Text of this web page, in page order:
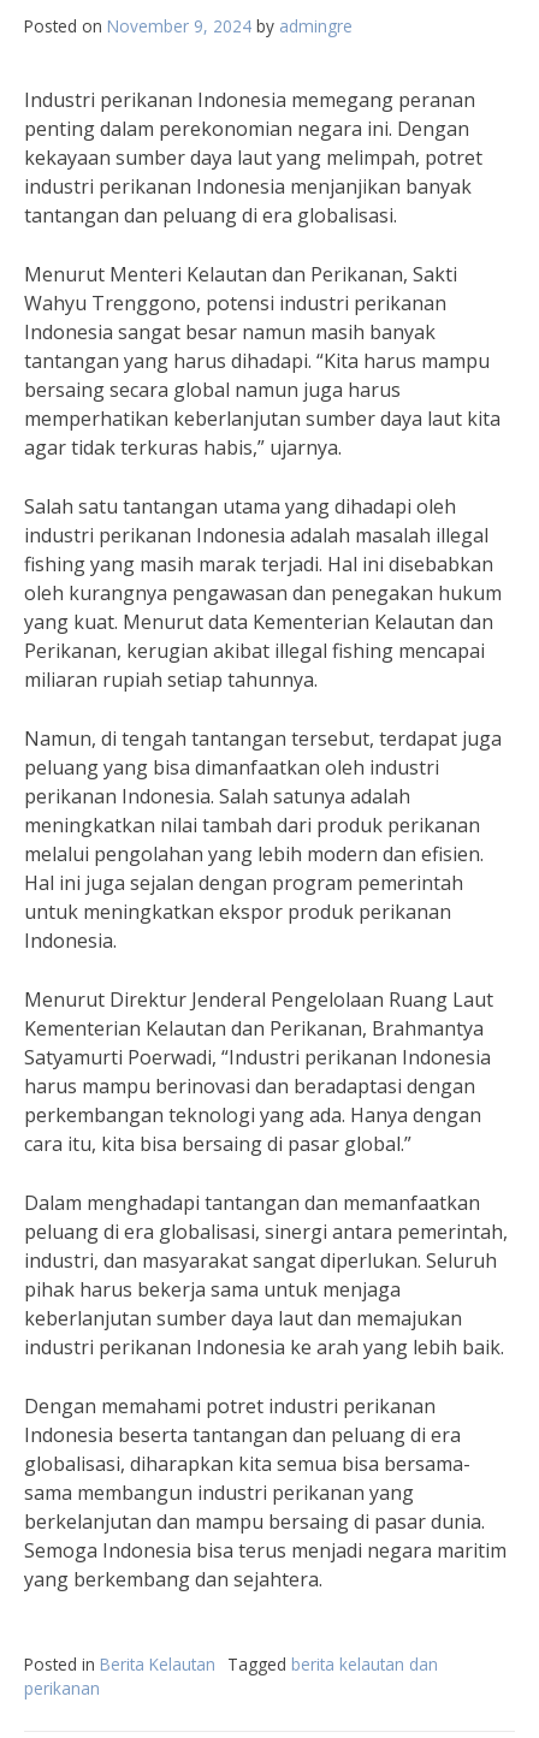
Posted on November 9, 2024 by admingre
Industri perikanan Indonesia memegang peranan
penting dalam perekonomian negara ini. Dengan
kekayaan sumber daya laut yang melimpah, potret
industri perikanan Indonesia menjanjikan banyak
tantangan dan peluang di era globalisasi.
Menurut Menteri Kelautan dan Perikanan, Sakti
Wahyu Trenggono, potensi industri perikanan
Indonesia sangat besar namun masih banyak
tantangan yang harus dihadapi. “Kita harus mampu
bersaing secara global namun juga harus
memperhatikan keberlanjutan sumber daya laut kita
agar tidak terkuras habis,” ujarnya.
Salah satu tantangan utama yang dihadapi oleh
industri perikanan Indonesia adalah masalah illegal
fishing yang masih marak terjadi. Hal ini disebabkan
oleh kurangnya pengawasan dan penegakan hukum
yang kuat. Menurut data Kementerian Kelautan dan
Perikanan, kerugian akibat illegal fishing mencapai
miliaran rupiah setiap tahunnya.
Namun, di tengah tantangan tersebut, terdapat juga
peluang yang bisa dimanfaatkan oleh industri
perikanan Indonesia. Salah satunya adalah
meningkatkan nilai tambah dari produk perikanan
melalui pengolahan yang lebih modern dan efisien.
Hal ini juga sejalan dengan program pemerintah
untuk meningkatkan ekspor produk perikanan
Indonesia.
Menurut Direktur Jenderal Pengelolaan Ruang Laut
Kementerian Kelautan dan Perikanan, Brahmantya
Satyamurti Poerwadi, “Industri perikanan Indonesia
harus mampu berinovasi dan beradaptasi dengan
perkembangan teknologi yang ada. Hanya dengan
cara itu, kita bisa bersaing di pasar global.”
Dalam menghadapi tantangan dan memanfaatkan
peluang di era globalisasi, sinergi antara pemerintah,
industri, dan masyarakat sangat diperlukan. Seluruh
pihak harus bekerja sama untuk menjaga
keberlanjutan sumber daya laut dan memajukan
industri perikanan Indonesia ke arah yang lebih baik.
Dengan memahami potret industri perikanan
Indonesia beserta tantangan dan peluang di era
globalisasi, diharapkan kita semua bisa bersama-
sama membangun industri perikanan yang
berkelanjutan dan mampu bersaing di pasar dunia.
Semoga Indonesia bisa terus menjadi negara maritim
yang berkembang dan sejahtera.
Posted in Berita Kelautan Tagged berita kelautan dan
perikanan